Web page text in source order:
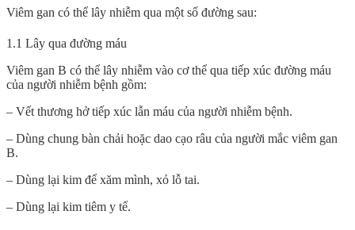
Viêm gan có thể lây nhiễm qua một số đường sau:
1.1 Lây qua đường máu
Viêm gan B có thể lây nhiễm vào cơ thể qua tiếp xúc đường máu
của người nhiễm bệnh gồm:
– Vết thương hở tiếp xúc lẫn máu của người nhiễm bệnh.
– Dùng chung bàn chải hoặc dao cạo râu của người mắc viêm gan
B.
– Dùng lại kim để xăm mình, xỏ lỗ tai.
– Dùng lại kim tiêm y tế.